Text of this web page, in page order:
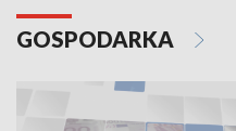
GOSPODARKA